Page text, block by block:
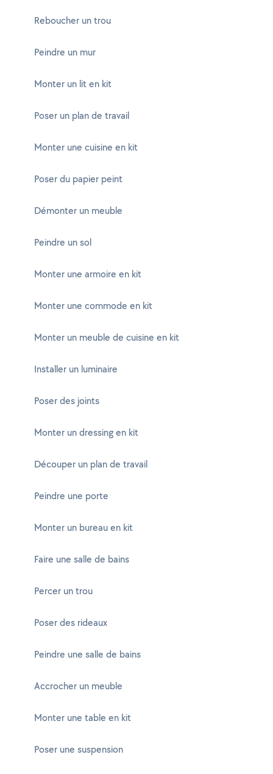
Reboucher un trou
Peindre un mur
Monter un lit en kit
Poser un plan de travail
Monter une cuisine en kit
Poser du papier peint
Démonter un meuble
Peindre un sol
Monter une armoire en kit
Monter une commode en kit
Monter un meuble de cuisine en kit
Installer un luminaire
Poser des joints
Monter un dressing en kit
Découper un plan de travail
Peindre une porte
Monter un bureau en kit
Faire une salle de bains
Percer un trou
Poser des rideaux
Peindre une salle de bains
Accrocher un meuble
Monter une table en kit
Poser une suspension